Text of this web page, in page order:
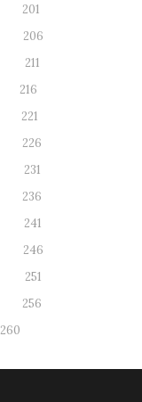
201
206
211
216
221
226
231
236
241
246
251
256
260